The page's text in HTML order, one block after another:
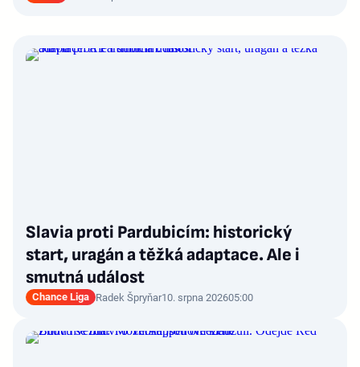
Slavia proti Pardubicím: historický
start, uragán a těžká adaptace. Ale i
smutná událost
Chance Liga Radek Špryňar10. srpna 202605:00